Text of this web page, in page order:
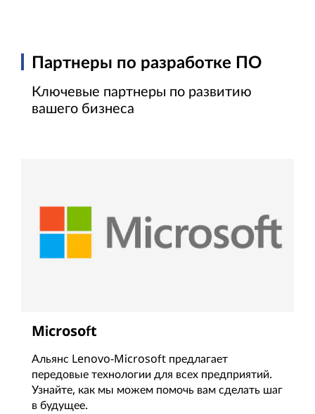
Партнеры по разработке ПО
Ключевые партнеры по развитию
вашего бизнеса
Microsoft
Альянс Lenovo-Microsoft предлагает
передовые технологии для всех предприятий.
Узнайте, как мы можем помочь вам сделать шаг
в будущее.